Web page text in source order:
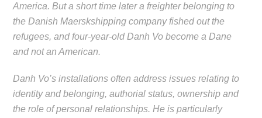
America. But a short time later a freighter belonging to
the Danish Maerskshipping company fished out the
refugees, and four-year-old Danh Vo become a Dane
and not an American.
Danh Vo’s installations often address issues relating to
identity and belonging, authorial status, ownership and
the role of personal relationships. He is particularly